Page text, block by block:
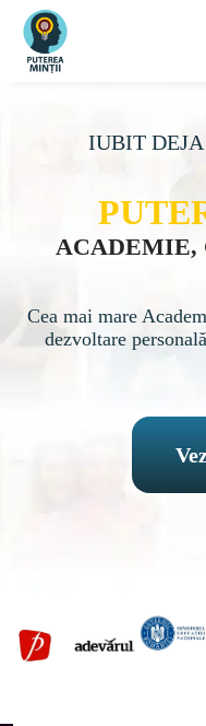
IUBIT
ACADEMIE,
Cea mai mare
dezvoltare